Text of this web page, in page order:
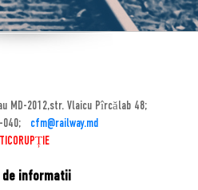
MD-2012,str. Vlaicu Pîrcălab 48;
040;
cfm@railway.md
de informatii